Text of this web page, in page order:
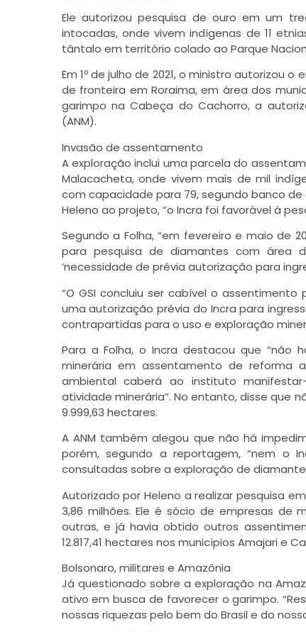
Ele autorizou pesquisa de ouro em um
intocadas, onde vivem indígenas de 11
tântalo em território colado ao Parque
Em 1º de julho de 2021, o ministro autorizou
de fronteira em Roraima, em área dos
garimpo na Cabeça do Cachorro, a
(ANM).
Invasão de assentamento
A exploração inclui uma parcela do
Malacacheta, onde vivem mais de mil
com capacidade para 79, segundo banco
Heleno ao projeto, “o Incra foi favorável à
Segundo a Folha, “em fevereiro e maio de
para pesquisa de diamantes com área
‘necessidade de prévia autorização para
“O GSI concluiu ser cabível o
uma autorização prévia do Incra para
contrapartidas para o uso e exploração
Para a Folha, o Incra destacou que “não
minerária em assentamento de reforma
ambiental caberá ao instituto
atividade minerária”. No entanto, disse que
9.999,63 hectares.
A ANM também alegou que não há
porém, segundo a reportagem, “nem o
consultadas sobre a exploração de
Autorizado por Heleno a realizar pesquisa
3,86 milhões. Ele é sócio de empresas de
outras, e já havia obtido outros
12.817,41 hectares nos municípios Amajari e
Bolsonaro, militares e Amazônia
Já questionado sobre a exploração na
ativo em busca de favorecer o garimpo.
nossas riquezas pelo bem do Brasil e do